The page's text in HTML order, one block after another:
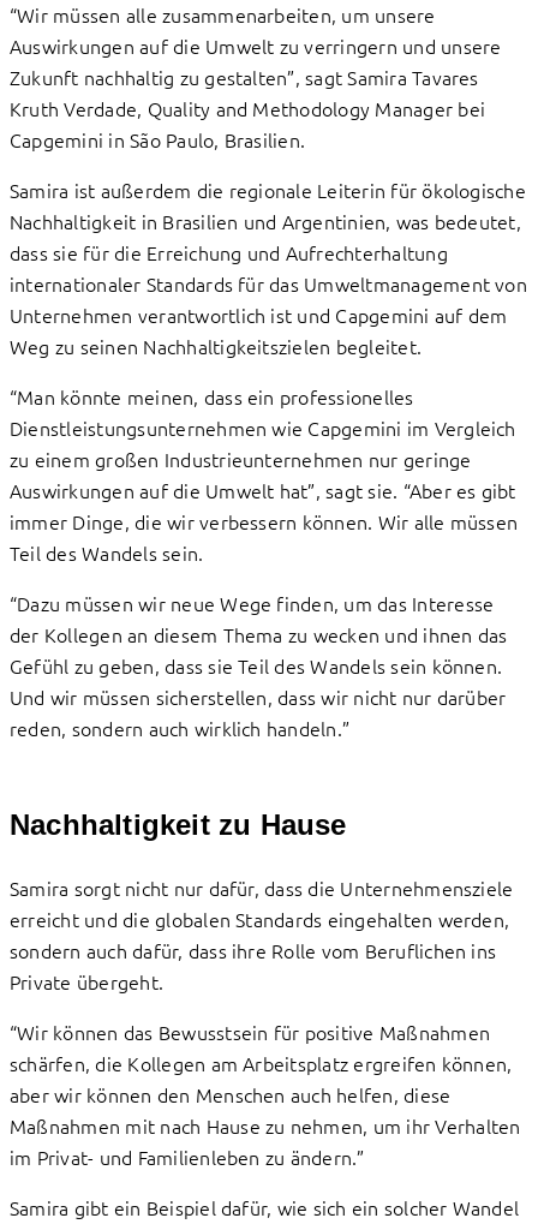
“Wir müssen alle zusammenarbeiten, um unsere
Auswirkungen auf die Umwelt zu verringern und unsere
Zukunft nachhaltig zu gestalten”, sagt Samira Tavares
Kruth Verdade, Quality and Methodology Manager bei
Capgemini in São Paulo, Brasilien.
Samira ist außerdem die regionale Leiterin für ökologische
Nachhaltigkeit in Brasilien und Argentinien, was bedeutet,
dass sie für die Erreichung und Aufrechterhaltung
internationaler Standards für das Umweltmanagement von
Unternehmen verantwortlich ist und Capgemini auf dem
Weg zu seinen Nachhaltigkeitszielen begleitet.
“Man könnte meinen, dass ein professionelles
Dienstleistungsunternehmen wie Capgemini im Vergleich
zu einem großen Industrieunternehmen nur geringe
Auswirkungen auf die Umwelt hat”, sagt sie. “Aber es gibt
immer Dinge, die wir verbessern können. Wir alle müssen
Teil des Wandels sein.
“Dazu müssen wir neue Wege finden, um das Interesse
der Kollegen an diesem Thema zu wecken und ihnen das
Gefühl zu geben, dass sie Teil des Wandels sein können.
Und wir müssen sicherstellen, dass wir nicht nur darüber
reden, sondern auch wirklich handeln.”
Nachhaltigkeit zu Hause
Samira sorgt nicht nur dafür, dass die Unternehmensziele
erreicht und die globalen Standards eingehalten werden,
sondern auch dafür, dass ihre Rolle vom Beruflichen ins
Private übergeht.
“Wir können das Bewusstsein für positive Maßnahmen
schärfen, die Kollegen am Arbeitsplatz ergreifen können,
aber wir können den Menschen auch helfen, diese
Maßnahmen mit nach Hause zu nehmen, um ihr Verhalten
im Privat- und Familienleben zu ändern.”
Samira gibt ein Beispiel dafür, wie sich ein solcher Wandel